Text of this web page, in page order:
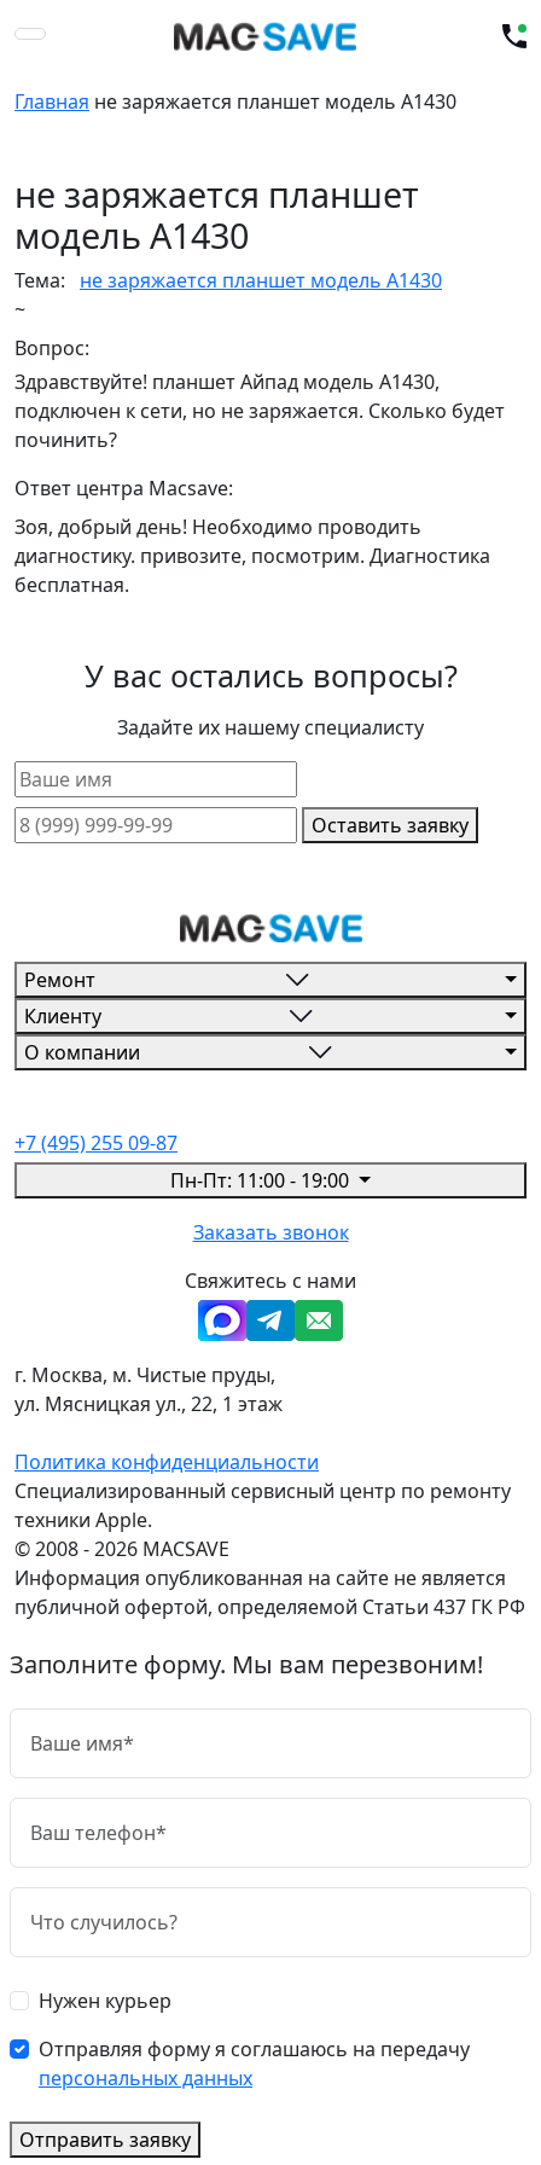
Главная не заряжается планшет модель А1430
не заряжается планшет
модель А1430
Тема:
не заряжается планшет модель А1430
~
Вопрос:
Здравствуйте! планшет Айпад модель А1430,
подключен к сети, но не заряжается. Сколько будет
починить?
Ответ центра Macsave:
Зоя, добрый день! Необходимо проводить
диагностику. привозите, посмотрим. Диагностика
бесплатная.
У вас остались вопросы?
Задайте их нашему специалисту
Оставить заявку
Ремонт
Клиенту
О компании
+7 (495) 255 09-87
Пн-Пт: 11:00 - 19:00
Заказать звонок
Свяжитесь с нами
г. Москва, м. Чистые пруды,
ул. Мясницкая ул., 22, 1 этаж
Политика конфиденциальности
Специализированный сервисный центр по ремонту
техники Apple.
© 2008 - 2026 MACSAVE
Информация опубликованная на сайте не является
публичной офертой, определяемой Статьи 437 ГК РФ
Заполните форму. Мы вам перезвоним!
Нужен курьер
Отправляя форму я соглашаюсь на передачу
персональных данных
Отправить заявку